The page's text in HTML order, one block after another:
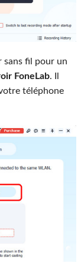
sans fil pour un
FoneLab. Il
téléphone